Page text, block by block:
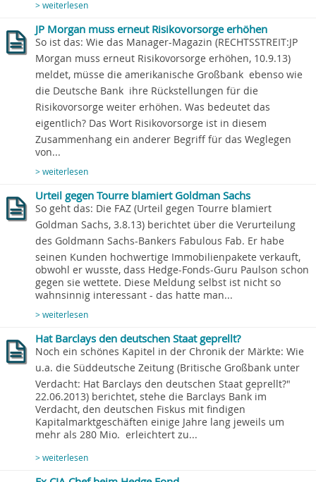
> weiterlesen
JP Morgan muss erneut Risikovorsorge erhöhen
So ist das: Wie das Manager-Magazin (RECHTSSTREIT:JP
Morgan muss erneut Risikovorsorge erhöhen, 10.9.13)
meldet, müsse die amerikanische Großbank  ebenso wie
die Deutsche Bank  ihre Rückstellungen für die
Risikovorsorge weiter erhöhen. Was bedeutet das
eigentlich? Das Wort Risikovorsorge ist in diesem
Zusammenhang ein anderer Begriff für das Weglegen
von...
> weiterlesen
Urteil gegen Tourre blamiert Goldman Sachs
So geht das: Die FAZ (Urteil gegen Tourre blamiert
Goldman Sachs, 3.8.13) berichtet über die Verurteilung
des Goldmann Sachs-Bankers Fabulous Fab. Er habe
seinen Kunden hochwertige Immobilienpakete verkauft,
obwohl er wusste, dass Hedge-Fonds-Guru Paulson schon
gegen sie wettete. Diese Meldung selbst ist nicht so
wahnsinnig interessant - das hatte man...
> weiterlesen
Hat Barclays den deutschen Staat geprellt?
Noch ein schönes Kapitel in der Chronik der Märkte: Wie
u.a. die Süddeutsche Zeitung (Britische Großbank unter
Verdacht: Hat Barclays den deutschen Staat geprellt?"
22.06.2013) berichtet, stehe die Barclays Bank im
Verdacht, den deutschen Fiskus mit findigen
Kapitalmarktgeschäften einige Jahre lang jeweils um
mehr als 280 Mio.  erleichtert zu...
> weiterlesen